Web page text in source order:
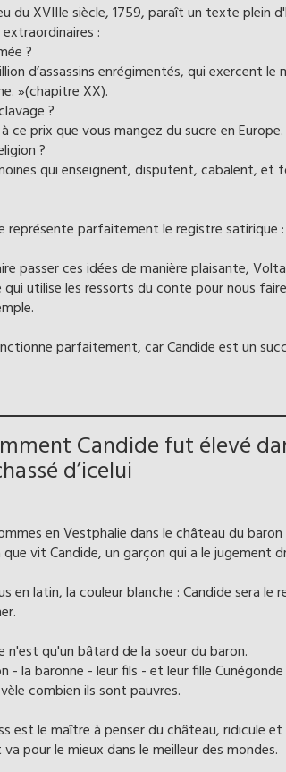
du XVIIIe siècle, 1759, paraît un texte plein
:
?
d’assassins enrégimentés, qui exercent
»(chapitre XX).
?
à ce prix que vous mangez du sucre en
?
qui enseignent, disputent, cabalent, et
représente parfaitement le registre satirique
passer ces idées de manière plaisante,
utilise les ressorts du conte pour nous
parfaitement, car Candide est un
Candide fut élevé
d’icelui
en Vestphalie dans le château du
que vit Candide, un garçon qui a le jugement
en latin, la couleur blanche : Candide sera
n'est qu'un bâtard de la soeur du baron.
- la baronne - leur fils - et leur fille
combien ils sont pauvres.
est le maître à penser du château, ridicule
pour le mieux dans le meilleur des mondes.